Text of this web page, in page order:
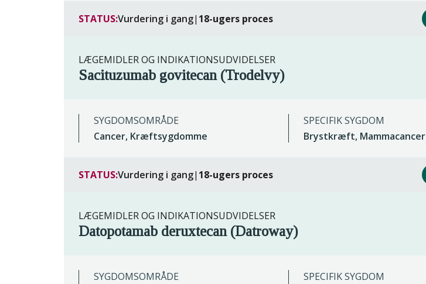
STATUS:Vurdering i gang| 18-ugers proces
LÆGEMIDLER OG INDIKATIONSUDVIDELSER
Sacituzumab govitecan (Trodelvy)
SYGDOMSOMRÅDE
Cancer, Kræftsygdomme
SPECIFIK SYGDOM
Brystkræft, Mammacancer
STATUS:Vurdering i gang| 18-ugers proces
LÆGEMIDLER OG INDIKATIONSUDVIDELSER
Datopotamab deruxtecan (Datroway)
SYGDOMSOMRÅDE
SPECIFIK SYGDOM